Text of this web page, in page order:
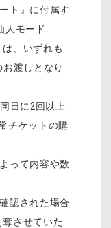
ト』に付属す
人モード
、いずれも
渡しとなり
日に2回以上
チケットの購
って内容や数
認された場合
させていた